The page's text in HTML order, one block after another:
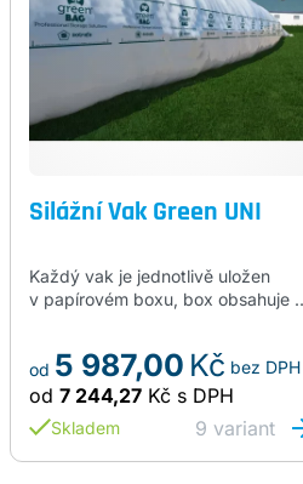
Silážní Vak Green UNI
Každý vak je jednotlivě uložen
v papírovém boxu, box obsahuje 1
černobílý třívrstvý, vyrobený
z prvotřídních polyethylenových
materiálů.…
Skladem
od 5 987,00 Kč bez DPH
od 7 244,27 Kč s DPH
9 variant